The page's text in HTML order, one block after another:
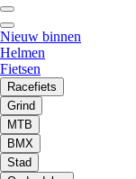
Nieuw binnen
Helmen
Fietsen
Racefiets
Grind
MTB
BMX
Stad